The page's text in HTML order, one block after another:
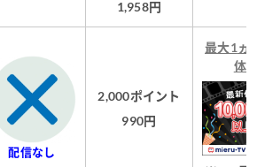
1,958円
配信なし
2,000ポイント
990円
最大1ヵ
体